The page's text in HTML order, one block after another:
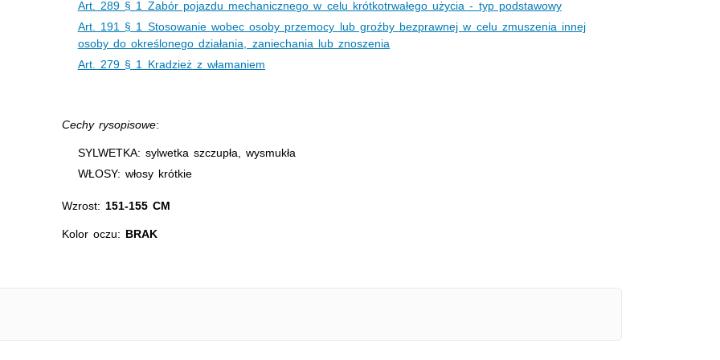
Art. 289 § 1 Zabór pojazdu mechanicznego w celu krótkotrwałego użycia - typ podstawowy
Art. 191 § 1 Stosowanie wobec osoby przemocy lub groźby bezprawnej w celu zmuszenia innej
osoby do określonego działania, zaniechania lub znoszenia
Art. 279 § 1 Kradzież z włamaniem
Cechy rysopisowe:
SYLWETKA: sylwetka szczupła, wysmukła
WŁOSY: włosy krótkie
Wzrost: 151-155 CM
Kolor oczu: BRAK